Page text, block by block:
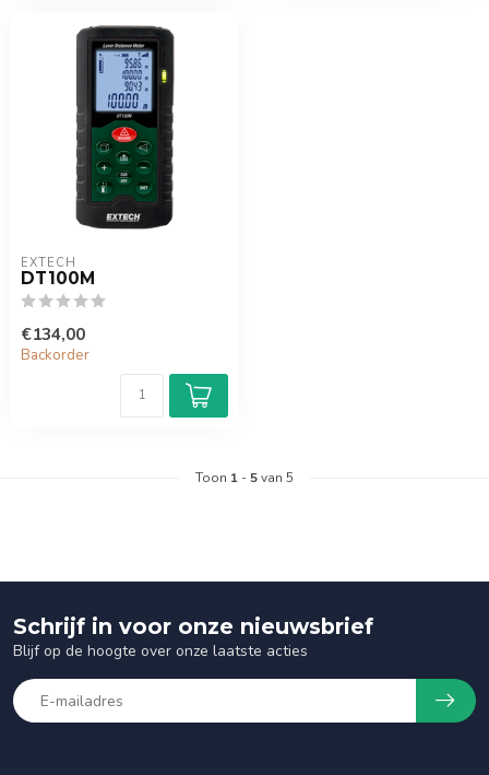
EXTECH
DT100M
€134,00
Backorder
Toon 1 -5van 5
Schrijf in voor onze nieuwsbrief
Blijf op de hoogte over onze laatste acties